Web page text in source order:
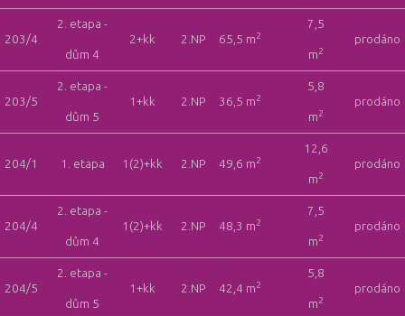
203/4
2. etapa -
dům 4
2+kk 2.NP 65,5 m2
7,5
m2
prodáno
203/5
2. etapa -
dům 5
1+kk 2.NP 36,5 m2
5,8
m2
prodáno
204/1 1. etapa 1(2)+kk 2.NP 49,6 m2
12,6
m2
prodáno
204/4
2. etapa -
dům 4
1(2)+kk 2.NP 48,3 m2
7,5
m2
prodáno
204/5
2. etapa -
dům 5
1+kk 2.NP 42,4 m2
5,8
m2
prodáno